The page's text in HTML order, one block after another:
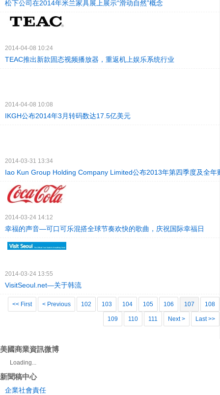
松下公司在2014年米兰家具展上展示“滑动自然”概念
2014-04-08 10:24
TEAC推出新款固态视频播放器，重返机上娱乐系统行业
2014-04-08 10:08
IKGH公布2014年3月转码数达17.5亿美元
2014-03-31 13:34
Iao Kun Group Holding Company Limited公布2013年第四季度及全年
2014-03-24 14:12
幸福的声音—可口可乐混搭全球节奏欢快的歌曲，庆祝国际幸福日
2014-03-24 13:55
VisitSeoul.net—关于韩流
<< First < Previous 102 103 104 105 106 107 108
109 110 111 Next > Last >>
美國商業資訊微博
Loading...
新聞稿中心
企業社會責任